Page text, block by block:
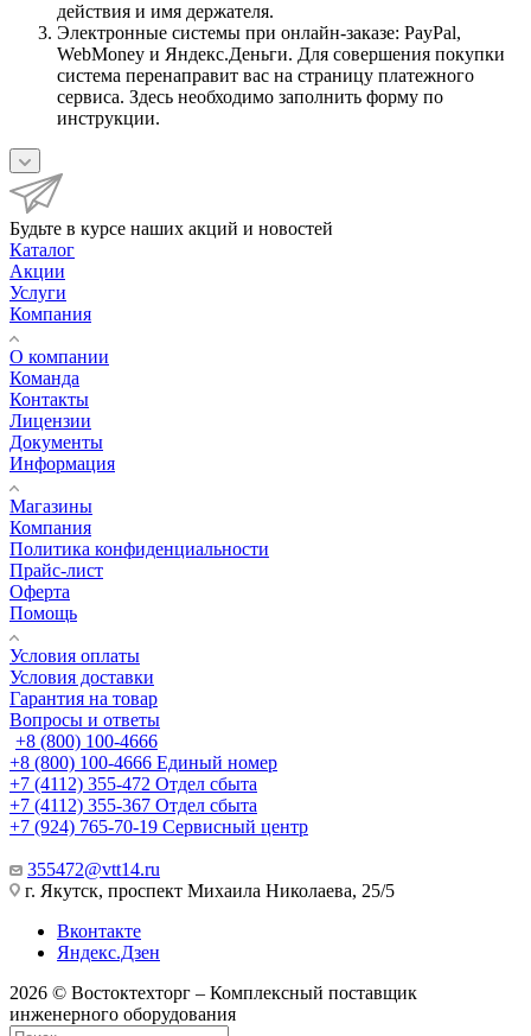
действия и имя держателя.
Электронные системы при онлайн-заказе: PayPal,
WebMoney и Яндекс.Деньги. Для совершения покупки
система перенаправит вас на страницу платежного
сервиса. Здесь необходимо заполнить форму по
инструкции.
Будьте в курсе наших акций и новостей
Каталог
Акции
Услуги
Компания
О компании
Команда
Контакты
Лицензии
Документы
Информация
Магазины
Компания
Политика конфиденциальности
Прайс-лист
Оферта
Помощь
Условия оплаты
Условия доставки
Гарантия на товар
Вопросы и ответы
+8 (800) 100-4666
+8 (800) 100-4666 Единый номер
+7 (4112) 355-472 Отдел сбыта
+7 (4112) 355-367 Отдел сбыта
+7 (924) 765-70-19 Сервисный центр
355472@vtt14.ru
г. Якутск, проспект Михаила Николаева, 25/5
Вконтакте
Яндекс.Дзен
2026 © Востоктехторг – Комплексный поставщик
инженерного оборудования